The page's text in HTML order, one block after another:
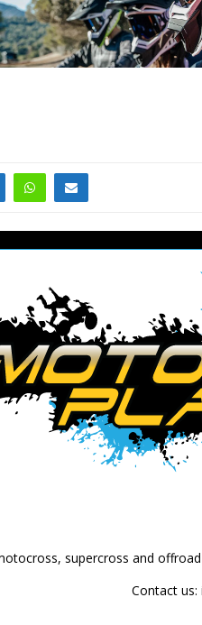
supercross and
Contact us: